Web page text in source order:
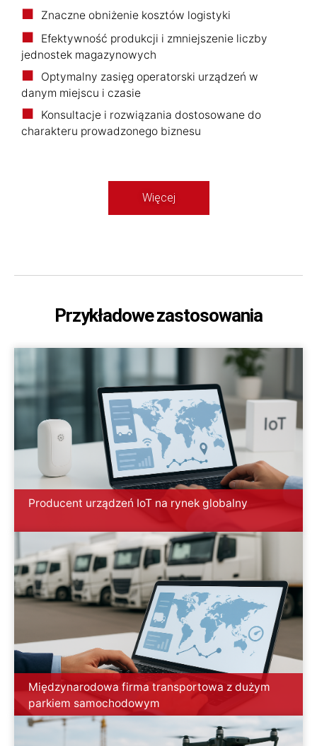
Znaczne obniżenie kosztów logistyki
Efektywność produkcji i zmniejszenie liczby
jednostek magazynowych
Optymalny zasięg operatorski urządzeń w
danym miejscu i czasie
Konsultacje i rozwiązania dostosowane do
charakteru prowadzonego biznesu
Więcej
Przykładowe zastosowania
Producent urządzeń IoT na rynek globalny
Międzynarodowa firma transportowa z dużym
parkiem samochodowym